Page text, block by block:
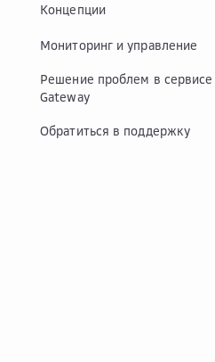
Концепции
Мониторинг и управление
Решение проблем в сервисе
Gateway
Обратиться в поддержку